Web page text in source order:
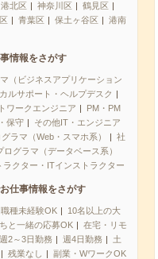
港北区 神奈川区
鶴見区
青葉区 保土ヶ谷区
港南
情報をさがす
（ビジネスアプリケーション
ルサポート・ヘルプデスク
ワークエンジニア
PM・PM
保守
その他IT・エンジニア
ラマ（Web・スマホ系）
社
ログラマ（データベース系）
ラクター・ITインストラクター
仕事情報をさがす
職種未経験OK
10名以上の大
と一緒の応募OK
在宅・リモ
週2～3日勤務 週4日勤務
土
残業なし
副業・WワークOK